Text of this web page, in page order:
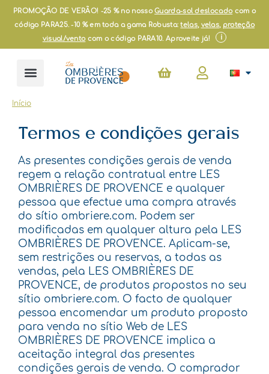
SkipPROMOÇÃO DE VERÃO! -25 % no nossoGuarda-sol deslocadocom o
código PARA25. -10 % em toda a gama Robusta:telas, velas, proteção
visual/ventocom o código PARA10. Aproveite já! i
Cart
Início
Termos e condições gerais
As presentes condições gerais de venda
regem a relação contratual entre LES
OMBRIÈRES DE PROVENCE e qualquer
pessoa que efectue uma compra através
do sítio ombriere.com. Podem ser
modificadas em qualquer altura pela LES
OMBRIÈRES DE PROVENCE. Aplicam-se,
sem restrições ou reservas, a todas as
vendas, pela LES OMBRIÈRES DE
PROVENCE, de produtos propostos no seu
sítio ombriere.com. O facto de qualquer
pessoa encomendar um produto proposto
para venda no sítio Web de LES
OMBRIÈRES DE PROVENCE implica a
aceitação integral das presentes
condições gerais de venda. O comprador